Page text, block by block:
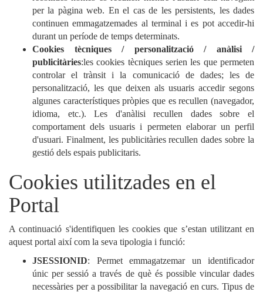
per la pàgina web. En el cas de les persistents, les dades
continuen emmagatzemades al terminal i es pot accedir-hi
durant un període de temps determinats.
Cookies tècniques / personalització / anàlisi /
publicitàries:les cookies tècniques serien les que permeten
controlar el trànsit i la comunicació de dades; les de
personalització, les que deixen als usuaris accedir segons
algunes característiques pròpies que es recullen (navegador,
idioma, etc.). Les d'anàlisi recullen dades sobre el
comportament dels usuaris i permeten elaborar un perfil
d'usuari. Finalment, les publicitàries recullen dades sobre la
gestió dels espais publicitaris.
Cookies utilitzades en el
Portal
A continuació s'identifiquen les cookies que s’estan utilitzant en
aquest portal així com la seva tipologia i funció:
JSESSIONID: Permet emmagatzemar un identificador
únic per sessió a través de què és possible vincular dades
necessàries per a possibilitar la navegació en curs. Tipus de